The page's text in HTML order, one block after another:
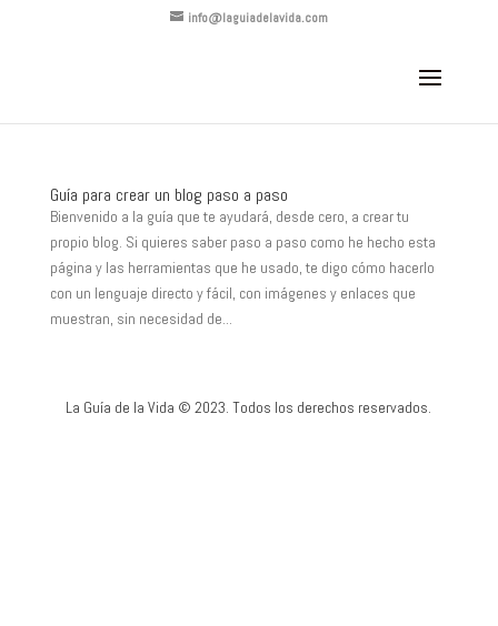
info@laguiadelavida.com
Guía para crear un blog paso a paso
Bienvenido a la guía que te ayudará, desde cero, a crear tu
propio blog. Si quieres saber paso a paso como he hecho esta
página y las herramientas que he usado, te digo cómo hacerlo
con un lenguaje directo y fácil, con imágenes y enlaces que
muestran, sin necesidad de...
La Guía de la Vida © 2023. Todos los derechos reservados.